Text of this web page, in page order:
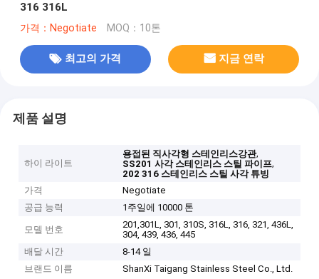
316 316L
가격：Negotiate MOQ：10톤
최고의 가격 지금 연락
제품 설명
하이 라이트
용접된 직사각형 스테인리스강관,
SS201 사각 스테인리스 스틸 파이프,
202 316 스테인리스 스틸 사각 튜빙
가격
Negotiate
공급 능력
1주일에 10000 톤
모델 번호
201,301L, 301, 310S, 316L, 316, 321, 436L,
304, 439, 436, 445
배달 시간
8-14 일
브랜드 이름
ShanXi Taigang Stainless Steel Co., Ltd.